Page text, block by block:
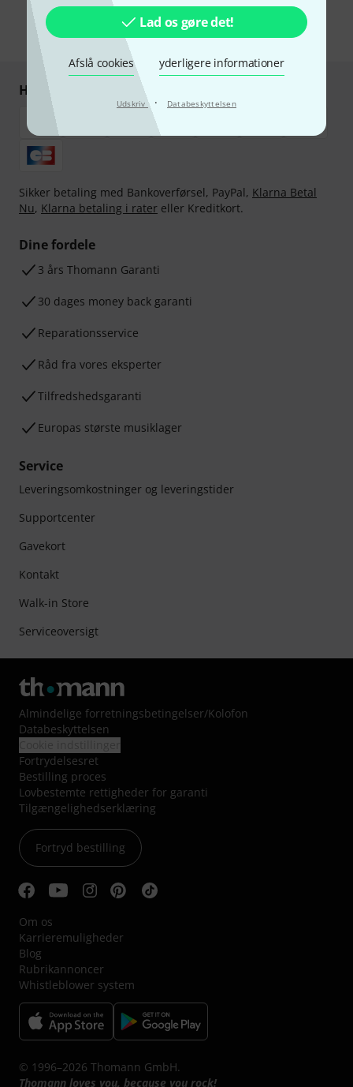
Lad os gøre det!
Afslå cookies yderligere informationer
Udskriv · Databeskyttelsen
informationer om databeskyttelse.
* Obligatorisk felt
Handl og betal sikkert
Sikker betaling med Bankoverførsel, PayPal, Klarna Betal
Nu, Klarna betaling i rater eller Kreditkort.
Dine fordele
3 års Thomann Garanti
30 dages money back garanti
Reparationsservice
Råd fra vores eksperter
Tilfredshedsgaranti
Europas største musiklager
Service
Leveringsomkostninger og leveringstider
Supportcenter
Gavekort
Kontakt
Walk-in Store
Serviceoversigt
Almindelige forretningsbetingelser/Kolofon
Databeskyttelsen
Fortrydelsesret
Bestilling proces
Lovbestemte rettigheder for garanti
Tilgængelighedserklæring
Fortryd bestilling
Om os
Karrieremuligheder
Blog
Rubrikannoncer
Whistleblower system
© 1996–2026 Thomann GmbH.
Thomann loves you, because you rock!